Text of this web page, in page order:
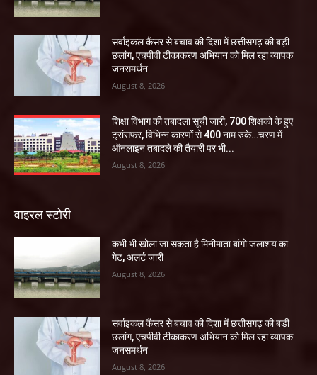
सर्वाइकल कैंसर से बचाव की दिशा में छत्तीसगढ़ की बड़ी
छलांग, एचपीवी टीकाकरण अभियान को मिल रहा व्यापक
जनसमर्थन
August 8, 2026
शिक्षा विभाग की तबादला सूची जारी, 700 शिक्षको के हुए
ट्रांसफर, विभिन्न कारणों से 400 नाम रुके…चरण में
ऑनलाइन तबादले की तैयारी पर भी...
August 8, 2026
वाइरल स्टोरी
कभी भी खोला जा सकता है मिनीमाता बांगो जलाशय का
गेट, अलर्ट जारी
August 8, 2026
सर्वाइकल कैंसर से बचाव की दिशा में छत्तीसगढ़ की बड़ी
छलांग, एचपीवी टीकाकरण अभियान को मिल रहा व्यापक
जनसमर्थन
August 8, 2026